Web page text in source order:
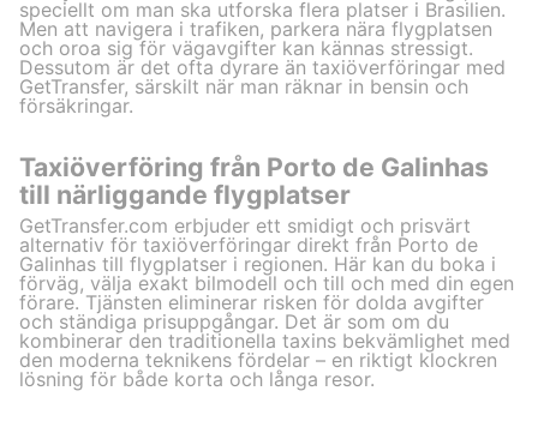
speciellt om man ska utforska flera platser i Brasilien.
Men att navigera i trafiken, parkera nära flygplatsen
och oroa sig för vägavgifter kan kännas stressigt.
Dessutom är det ofta dyrare än taxiöverföringar med
GetTransfer, särskilt när man räknar in bensin och
försäkringar.
Taxiöverföring från Porto de Galinhas
till närliggande flygplatser
GetTransfer.com erbjuder ett smidigt och prisvärt
alternativ för taxiöverföringar direkt från Porto de
Galinhas till flygplatser i regionen. Här kan du boka i
förväg, välja exakt bilmodell och till och med din egen
förare. Tjänsten eliminerar risken för dolda avgifter
och ständiga prisuppgångar. Det är som om du
kombinerar den traditionella taxins bekvämlighet med
den moderna teknikens fördelar – en riktigt klockren
lösning för både korta och långa resor.